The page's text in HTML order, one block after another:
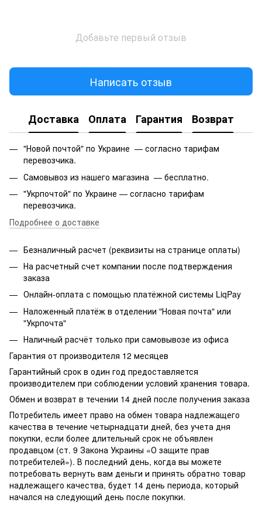
Добавьте первый отзыв
Написать отзыв
Доставка Оплата Гарантия Возврат
"Новой почтой" по Украине — согласно тарифам
перевозчика.
Самовывоз из нашего магазина — бесплатно.
"Укрпочтой" по Украине — согласно тарифам
перевозчика.
Подробнее о доставке
Безналичный расчет (реквизиты на странице оплаты)
На расчетный счет компании после подтверждения
заказа
Онлайн-оплата с помощью платёжной системы LiqPay
Наложенный платёж в отделении "Новая почта" или
"Укрпочта"
Наличный расчёт только при самовывозе из офиса
Гарантия от производителя 12 месяцев
Гарантийный срок в один год предоставляется
производителем при соблюдении условий хранения товара.
Обмен и возврат в течении 14 дней после получения заказа
Потребитель имеет право на обмен товара надлежащего
качества в течение четырнадцати дней, без учета дня
покупки, если более длительный срок не объявлен
продавцом (ст. 9 Закона Украины «О защите прав
потребителей»). В последний день, когда вы можете
потребовать вернуть вам деньги и принять обратно товар
надлежащего качества, будет 14 день периода, который
начался на следующий день после покупки.